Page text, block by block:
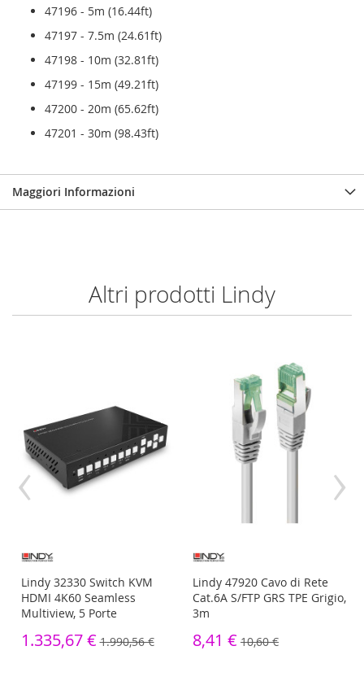
47196 - 5m (16.44ft)
47197 - 7.5m (24.61ft)
47198 - 10m (32.81ft)
47199 - 15m (49.21ft)
47200 - 20m (65.62ft)
47201 - 30m (98.43ft)
Maggiori Informazioni
Altri prodotti Lindy
Lindy 32330 Switch KVM
HDMI 4K60 Seamless
Multiview, 5 Porte
1.335,67 € 1.990,56 €
Lindy 47920 Cavo di Rete
Cat.6A S/FTP GRS TPE Grigio,
3m
8,41 € 10,60 €
‹ ›